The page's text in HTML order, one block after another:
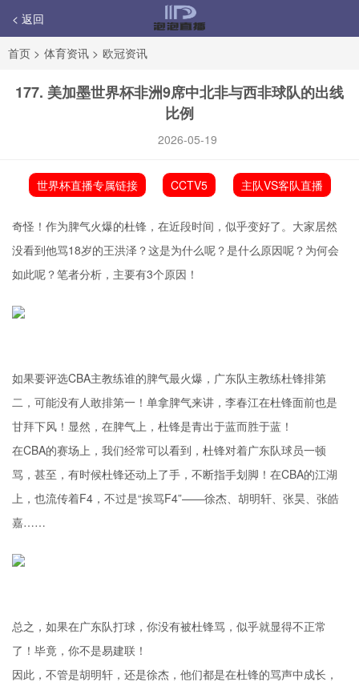
< 返回
首页 > 体育资讯 > 欧冠资讯
177. 美加墨世界杯非洲9席中北非与西非球队的出线
比例
2026-05-19
世界杯直播专属链接 CCTV5 主队VS客队直播
奇怪！作为脾气火爆的杜锋，在近段时间，似乎变好了。大家居然
没看到他骂18岁的王洪泽 ？这是为什么呢？是什么原因呢？为何会
如此呢？笔者分析，主要有3个原因！
如果要评选CBA主教练谁的脾气最火爆，广东队主教练杜锋排第
二，可能没有人敢排第一！单拿脾气来讲， 李春江在杜锋面前也是
甘拜下风！显然，在脾气上，杜锋是青出于蓝而胜于蓝！
在CBA的赛场上，我们经常可以看到，杜锋对着广东队球员一顿
骂，甚至，有时候杜锋还动上了手，不断指手划脚！在CBA的江湖
上，也流传着F4，不过是“挨骂F4”——徐杰、 胡明轩、张昊、张皓
嘉……
总之，如果在广东队打球，你没有被杜锋骂，似乎就显得不正常
了！毕竟，你不是易建联 ！
因此，不管是胡明轩，还是徐杰，他们都是在杜锋的骂声中成长，